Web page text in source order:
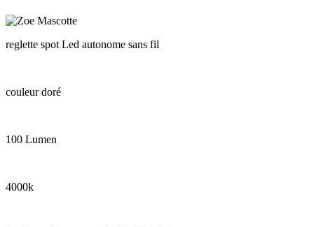
reglette spot Led autonome sans fil
couleur doré
100 Lumen
4000k